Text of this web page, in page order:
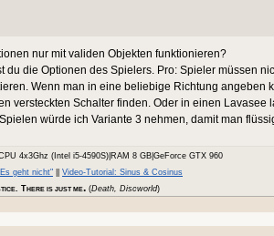
nur mit validen Objekten funktionieren?
du die Optionen des Spielers. Pro: Spieler müssen
Wenn man in eine beliebige Richtung angeben
versteckten Schalter finden. Oder in einen Lavasee
würde ich Variante 3 nehmen, damit man
4x3Ghz (Intel i5-4590S)|RAM 8 GB|GeForce GTX 960
geht nicht"
Video-Tutorial: Sinus & Cosinus
. THERE IS JUST ME (Death, Discworld)